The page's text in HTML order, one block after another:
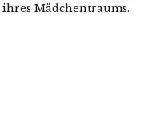
Mädchentraums.